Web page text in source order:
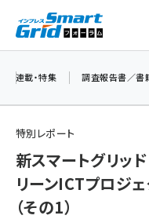
ン
ス
蓄電池 (390)
新井 (350)
連載・特集 調査報告書／書
特別レポート
新スマートグリッド
リーンICTプロジ
（その1）